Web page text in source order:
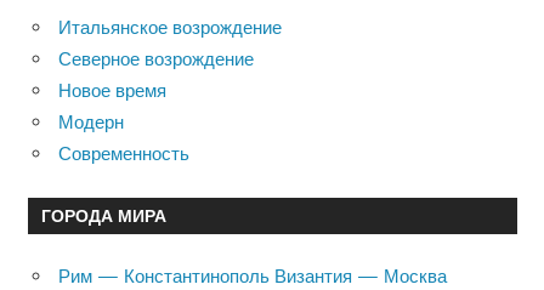
Итальянское возрождение
Северное возрождение
Новое время
Модерн
Современность
ГОРОДА МИРА
Рим — Константинополь Византия — Москва